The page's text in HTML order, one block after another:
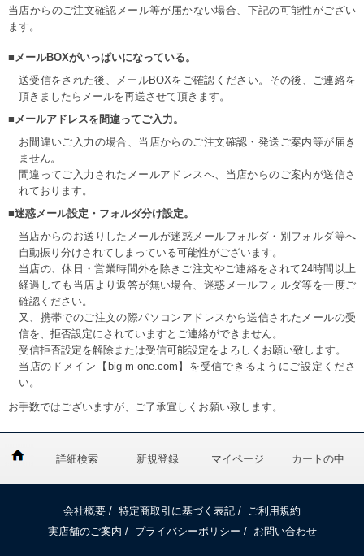
当店からのご注文確認メール等が届かない場合、下記の可能性がござい
ます。
■メールBOXがいっぱいになっている。
送受信をされた後、メールBOXをご確認ください。その後、ご連絡を
頂きましたらメールを再送させて頂きます。
■メールアドレスを間違ってご入力。
お間違いご入力の場合、当店からのご注文確認・発送ご案内等が届き
ません。
間違ってご入力されたメールアドレスへ、当店からのご案内が送信さ
れております。
■迷惑メール設定・フォルダ分け設定。
当店からのお送りしたメールが迷惑メールフォルダ・別フォルダ等へ
自動振り分けされてしまっている可能性がございます。
当店の、休日・営業時間外を除きご注文やご連絡をされて24時間以上
経過しても当店より返答が無い場合、迷惑メールフォルダ等を一度ご
確認ください。
又、携帯でのご注文の際パソコンアドレスから送信されたメールの受
信を、拒否設定にされていますとご連絡ができません。
受信拒否設定を解除または受信可能設定をよろしくお願い致します。
当店のドメイン【big-m-one.com】を受信できるようにご設定くださ
い。
お手数ではございますが、ご了承宜しくお願い致します。
詳細検索 新規登録 マイページ カートの中
会社概要 / 特定商取引に基づく表記 / ご利用規約
実店舗のご案内 / プライバシーポリシー / お問い合わせ